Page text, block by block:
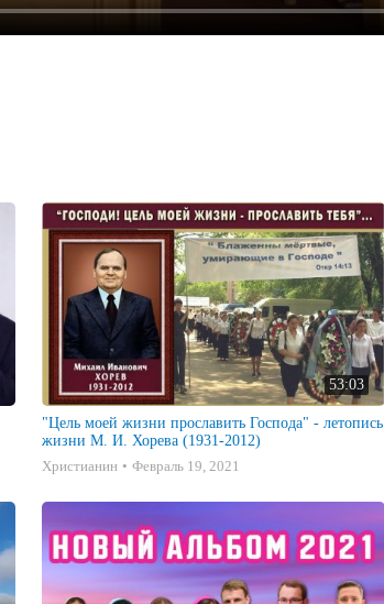
53:03
"Цель моей жизни прославить Господа" - летопись
жизни М. И. Хорева (1931-2012)
Христианин
Февраль 19, 2021